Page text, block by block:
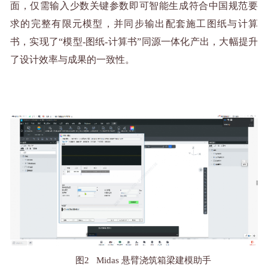
面，仅需输入少数关键参数即可智能生成符合中国规范要
求的完整有限元模型，并同步输出配套施工图纸与计算
书，实现了“模型-图纸-计算书”同源一体化产出，大幅提升
了设计效率与成果的一致性。
图2 Midas悬臂浇筑箱梁建模助手